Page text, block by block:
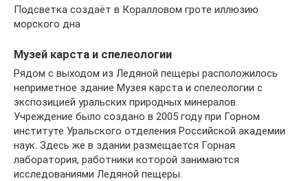
Подсветка создаёт в Коралловом гроте иллюзию
морского дна
Музей карста и спелеологии
Рядом с выходом из Ледяной пещеры расположилось
неприметное здание Музея карста и спелеологии с
экспозицией уральских природных минералов.
Учреждение было создано в 2005 году при Горном
институте Уральского отделения Российской академии
наук. Здесь же в здании размещается Горная
лаборатория, работники которой занимаются
исследованиями Ледяной пещеры.